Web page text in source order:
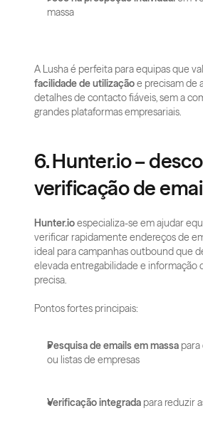
massa
facilidade de utilização e precisam de
detalhes de contacto fiáveis, sem a
grandes plataformas empresariais.
6. Hunter.io –
verificação de
Hunter.io especializa-se em ajudar
verificar rapidamente endereços de
ideal para campanhas outbound que
elevada entregabilidade e informação
precisa.
Pontos fortes principais:
Pesquisa de emails em massa
ou listas de empresas
Verificação integrada para reduzir